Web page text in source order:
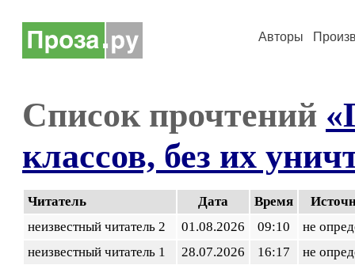
Авторы
Список прочтений
классов, без их
Читатель Дата Время
неизвестный читатель 2
01.08.2026 09:10
не
неизвестный читатель 1
28.07.2026 16:17 не